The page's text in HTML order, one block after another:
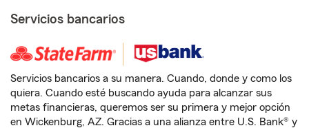
Servicios bancarios
Servicios bancarios a su manera. Cuando, donde y como los
quiera. Cuando esté buscando ayuda para alcanzar sus
metas financieras, queremos ser su primera y mejor opción
en Wickenburg, AZ. Gracias a una alianza entre U.S. Bank® y